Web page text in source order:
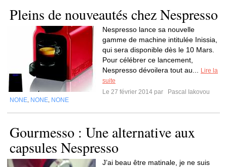
Pleins de nouveautés chez Nespresso
Nespresso lance sa nouvelle
gamme de machine intitulée Inissia,
qui sera disponible dès le 10 Mars.
Pour célébrer ce lancement,
Nespresso dévoilera tout au...
Lire la
suite
Le 27 février 2014 par
Pascal Iakovou
NONE NONE NONE
Gourmesso : Une alternative aux
capsules Nespresso
J’ai beau être matinale, je ne suis